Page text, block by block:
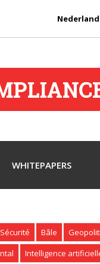
WHITEPAPERS
Bâle
Intelligence